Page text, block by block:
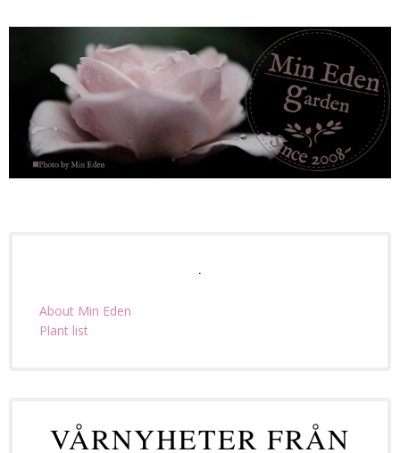
About Min Eden
Plant list
VÅRNYHETER FRÅN